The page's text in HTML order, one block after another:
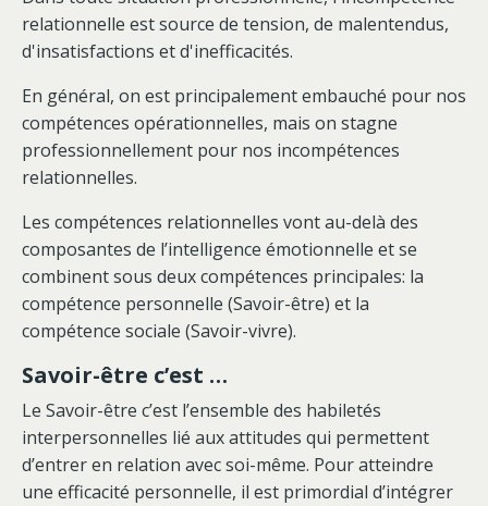
relationnelle est source de tension, de malentendus,
d'insatisfactions et d'inefficacités.
En général, on est principalement embauché pour nos
compétences opérationnelles, mais on stagne
professionnellement pour nos incompétences
relationnelles.
Les compétences relationnelles vont au-delà des
composantes de l’intelligence émotionnelle et se
combinent sous deux compétences principales: la
compétence personnelle (Savoir-être) et la
compétence sociale (Savoir-vivre).
Savoir-être c’est …
Le Savoir-être c’est l’ensemble des habiletés
interpersonnelles lié aux attitudes qui permettent
d’entrer en relation avec soi-même. Pour atteindre
une efficacité personnelle, il est primordial d’intégrer